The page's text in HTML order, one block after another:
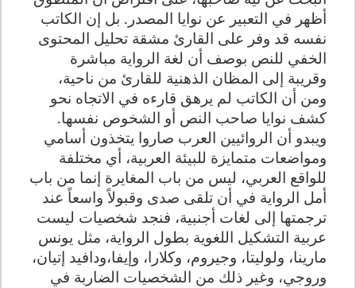
أظهر في التعبير عن نوايا المصدر. بل إن الكاتب
نفسه قد وفر على القارئ مشقة تحليل المحتوى
الخفي للنص بوصف أن لغة الرواية مباشرة
وقريبة إلى المظان الذهنية للقارئ من ناحية،
ومن أن الكاتب لم يرهق قارءه في الاتجاه نحو
كشف نوايا صاحب النص أو الشخوص نفسها.
ويبدو أن الروائيين العرب صاروا يتخذون أسامي
ومواضعات متمايزة للبيئة العربية، أي مختلفة
للواقع العربي، ليس من باب المغايرة إنما من باب
أمل الرواية في أن تلقى صدى وقبولاً واسعاً عند
ترجمتها إلى لغات أجنبية، فنجد شخصيات ليست
عربية التشكيل اللغوية بطول الرواية، مثل يونس
مارينا، ولوليتا، وجيروم، وكلارا، وإيفا،ودافيد إتيان،
وروجي، وغير ذلك من الشخصيات الضاربة في